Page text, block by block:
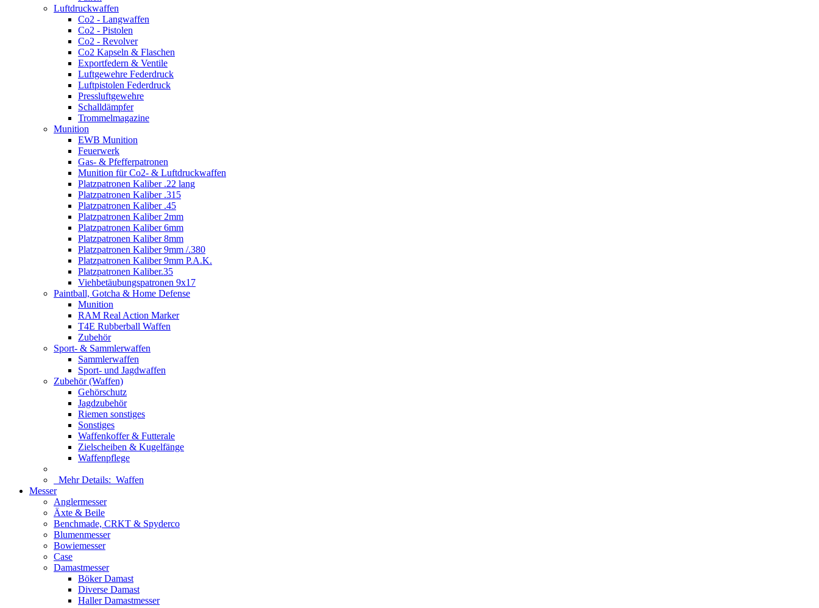
Luftdruckwaffen
Co2 - Langwaffen
Co2 - Pistolen
Co2 - Revolver
Co2 Kapseln & Flaschen
Exportfedern & Ventile
Luftgewehre Federdruck
Luftpistolen Federdruck
Pressluftgewehre
Schalldämpfer
Trommelmagazine
Munition
EWB Munition
Feuerwerk
Gas- & Pfefferpatronen
Munition für Co2- & Luftdruckwaffen
Platzpatronen Kaliber .22 lang
Platzpatronen Kaliber .315
Platzpatronen Kaliber .45
Platzpatronen Kaliber 2mm
Platzpatronen Kaliber 6mm
Platzpatronen Kaliber 8mm
Platzpatronen Kaliber 9mm /.380
Platzpatronen Kaliber 9mm P.A.K.
Platzpatronen Kaliber.35
Viehbetäubungspatronen 9x17
Paintball, Gotcha & Home Defense
Munition
RAM Real Action Marker
T4E Rubberball Waffen
Zubehör
Sport- & Sammlerwaffen
Sammlerwaffen
Sport- und Jagdwaffen
Zubehör (Waffen)
Gehörschutz
Jagdzubehör
Riemen sonstiges
Sonstiges
Waffenkoffer & Futterale
Zielscheiben & Kugelfänge
Waffenpflege
Mehr Details: Waffen
Messer
Anglermesser
Äxte & Beile
Benchmade, CRKT & Spyderco
Blumenmesser
Bowiemesser
Case
Damastmesser
Böker Damast
Diverse Damast
Haller Damastmesser